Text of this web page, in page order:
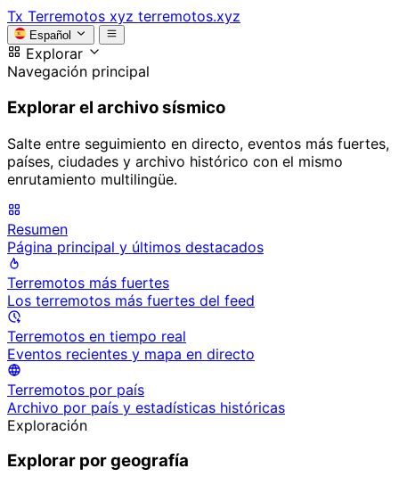
Tx Terremotos xyz terremotos.xyz
Español
Explorar
Navegación principal
Explorar el archivo sísmico
Salte entre seguimiento en directo, eventos más fuertes,
países, ciudades y archivo histórico con el mismo
enrutamiento multilingüe.
Resumen
Página principal y últimos destacados
Terremotos más fuertes
Los terremotos más fuertes del feed
Terremotos en tiempo real
Eventos recientes y mapa en directo
Terremotos por país
Archivo por país y estadísticas históricas
Exploración
Explorar por geografía